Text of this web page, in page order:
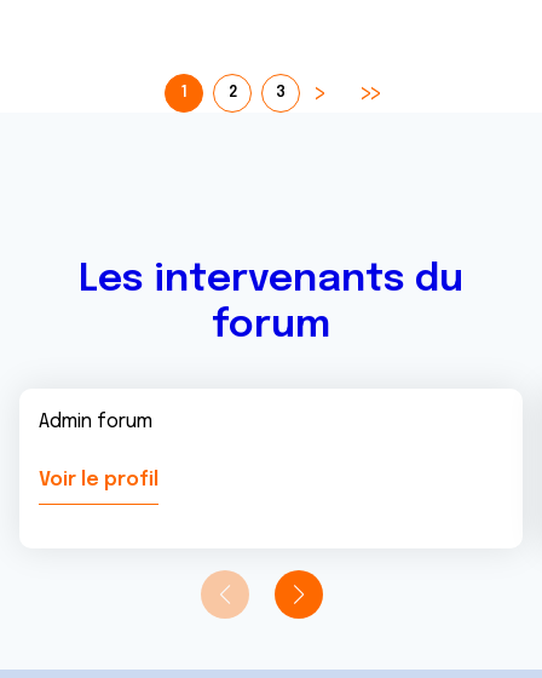
1 2 3
Les intervenants du
forum
Admin forum
Voir le profil